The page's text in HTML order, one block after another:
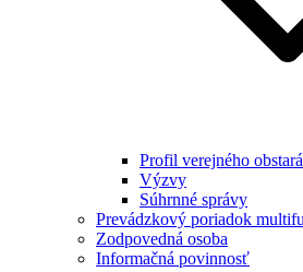
Profil verejného
Výzvy
Súhrnné správy
Prevádzkový poriadok
Zodpovedná osoba
Informačná povinnosť